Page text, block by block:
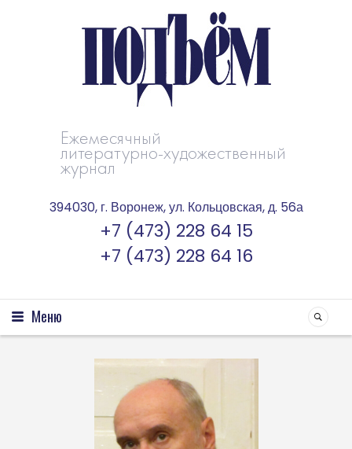
Ежемесячный
литературно-художественный
журнал
394030, г. Воронеж, ул. Кольцовская, д. 56а
+7 (473) 228 64 15
+7 (473) 228 64 16
Меню